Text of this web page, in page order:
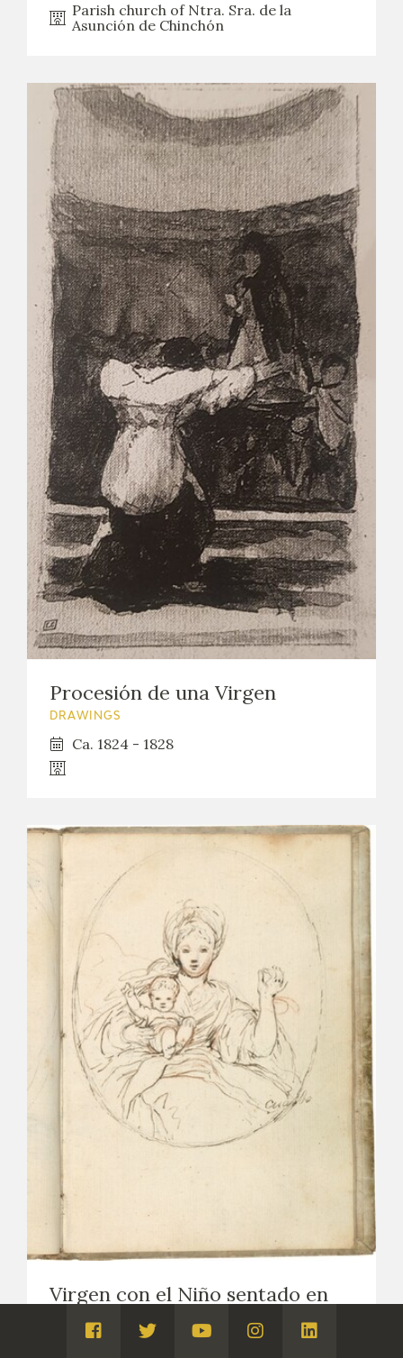
Parish church of Ntra. Sra. de la
Asunción de Chinchón
Procesión de una Virgen
DRAWINGS
Ca. 1824 - 1828
Virgen con el Niño sentado en
su regazo, enmarcada en un
óvaloVisita
Visita
Visita
Visita
Visita